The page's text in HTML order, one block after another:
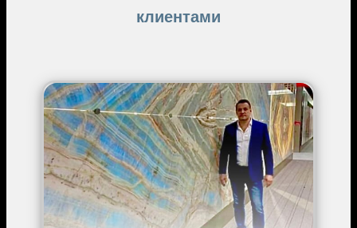
клиентами
Image